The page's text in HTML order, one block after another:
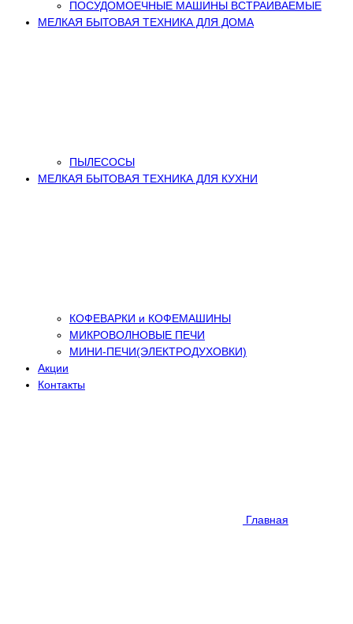
ПОСУДОМОЕЧНЫЕ МАШИНЫ ВСТРАИВАЕМЫЕ
МЕЛКАЯ БЫТОВАЯ ТЕХНИКА ДЛЯ ДОМА
ПЫЛЕСОСЫ
МЕЛКАЯ БЫТОВАЯ ТЕХНИКА ДЛЯ КУХНИ
КОФЕВАРКИ и КОФЕМАШИНЫ
МИКРОВОЛНОВЫЕ ПЕЧИ
МИНИ-ПЕЧИ(ЭЛЕКТРОДУХОВКИ)
Акции
Контакты
Главная